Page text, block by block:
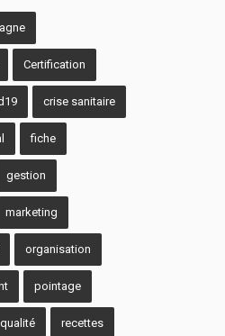
Certification
crise sanitaire
fiche
gestion
marketing
organisation
pointage
qualité recettes